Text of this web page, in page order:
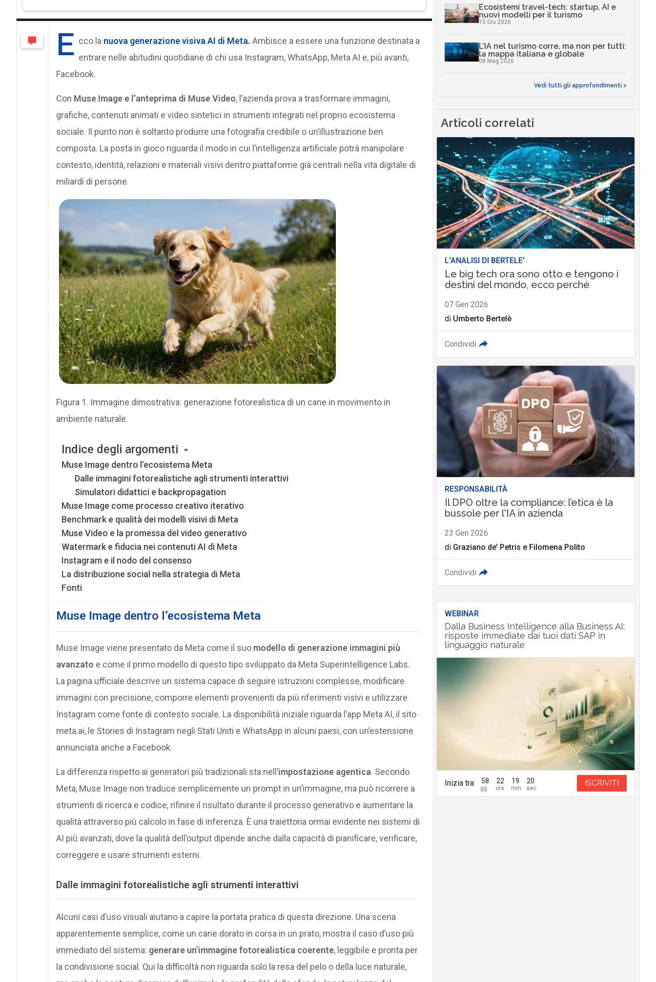
E cco la nuova generazione visiva AI di Meta. Ambisce a essere una funzione destinata a
entrare nelle abitudini quotidiane di chi usa Instagram, WhatsApp, Meta AI e, più avanti,
Facebook.
Con Muse Image e l’anteprima di Muse Video, l’azienda prova a trasformare immagini,
grafiche, contenuti animati e video sintetici in strumenti integrati nel proprio ecosistema
sociale. Il punto non è soltanto produrre una fotografia credibile o un’illustrazione ben
composta. La posta in gioco riguarda il modo in cui l’intelligenza artificiale potrà manipolare
contesto, identità, relazioni e materiali visivi dentro piattaforme già centrali nella vita digitale di
miliardi di persone.
Figura 1. Immagine dimostrativa: generazione fotorealistica di un cane in movimento in
ambiente naturale.
Indice degli argomenti
Muse Image dentro l’ecosistema Meta
Dalle immagini fotorealistiche agli strumenti interattivi
Simulatori didattici e backpropagation
Muse Image come processo creativo iterativo
Benchmark e qualità dei modelli visivi di Meta
Muse Video e la promessa del video generativo
Watermark e fiducia nei contenuti AI di Meta
Instagram e il nodo del consenso
La distribuzione social nella strategia di Meta
Fonti
Muse Image dentro l’ecosistema Meta
Muse Image viene presentato da Meta come il suo modello di generazione immagini più
avanzato e come il primo modello di questo tipo sviluppato da Meta Superintelligence Labs.
La pagina ufficiale descrive un sistema capace di seguire istruzioni complesse, modificare
immagini con precisione, comporre elementi provenienti da più riferimenti visivi e utilizzare
Instagram come fonte di contesto sociale. La disponibilità iniziale riguarda l’app Meta AI, il sito
meta.ai, le Stories di Instagram negli Stati Uniti e WhatsApp in alcuni paesi, con un’estensione
annunciata anche a Facebook.
La differenza rispetto ai generatori più tradizionali sta nell’impostazione agentica. Secondo
Meta, Muse Image non traduce semplicemente un prompt in un’immagine, ma può ricorrere a
strumenti di ricerca e codice, rifinire il risultato durante il processo generativo e aumentare la
qualità attraverso più calcolo in fase di inferenza. È una traiettoria ormai evidente nei sistemi di
AI più avanzati, dove la qualità dell’output dipende anche dalla capacità di pianificare, verificare,
correggere e usare strumenti esterni.
Dalle immagini fotorealistiche agli strumenti interattivi
Alcuni casi d’uso visuali aiutano a capire la portata pratica di questa direzione. Una scena
apparentemente semplice, come un cane dorato in corsa in un prato, mostra il caso d’uso più
immediato del sistema: generare un’immagine fotorealistica coerente, leggibile e pronta per
la condivisione social. Qui la difficoltà non riguarda solo la resa del pelo o della luce naturale,
Ecosistemi travel-tech: startup, AI e
nuovi modelli per il turismo
15 Giu 2026
L’IA nel turismo corre, ma non per tutti:
la mappa italiana e globale
08 Mag 2026
Vedi tutti gli approfondimenti >
Articoli correlati
L'ANALISI DI BERTELE'
Le big tech ora sono otto e tengono i
destini del mondo, ecco perché
07 Gen 2026
di Umberto Bertelè
Condividi
RESPONSABILITÀ
Il DPO oltre la compliance: l’etica è la
bussole per l'IA in azienda
23 Gen 2026
di Graziano de’ Petris e Filomena Polito
Condividi
WEBINAR
Dalla Business Intelligence alla Business AI:
risposte immediate dai tuoi dati SAP in
linguaggio naturale
Inizia tra 58 22 19 18 ISCRIVITI